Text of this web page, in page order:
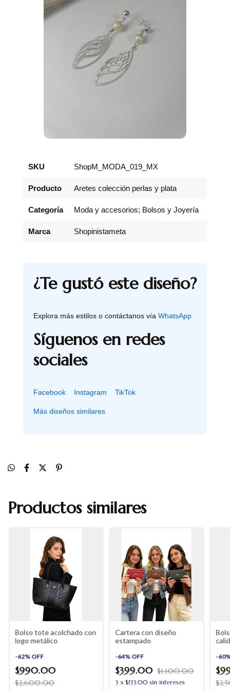
SKU ShopM_MODA_019_MX
Producto Aretes colección perlas y plata
Categoría Moda y accesorios; Bolsos y Joyería
Marca Shopinistameta
¿Te gustó este diseño?
Explora más estilos o contáctanos vía WhatsApp
Síguenos en redes
sociales
Facebook Instagram TikTok
Más diseños similares
Productos similares
Bolso tote acolchado con
logo metálico
-62% OFF
$990.00
$2,600.00
Cartera con diseño
estampado
-64% OFF
$399.00 $1,100.00
3 x $133.00 sin intereses
-60